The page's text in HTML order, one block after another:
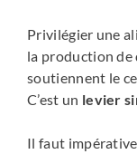
Privilégier une
la production de
soutiennent le
C’est un levier
Il faut